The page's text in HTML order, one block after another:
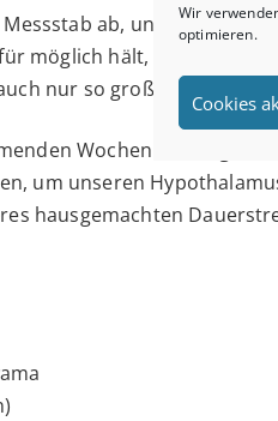
Wir
optimieren.
Cookies
ab, und damit
möglich hält, beruhen,
nur so groß sein kann,
Wochen die
um unseren
hausgemachten